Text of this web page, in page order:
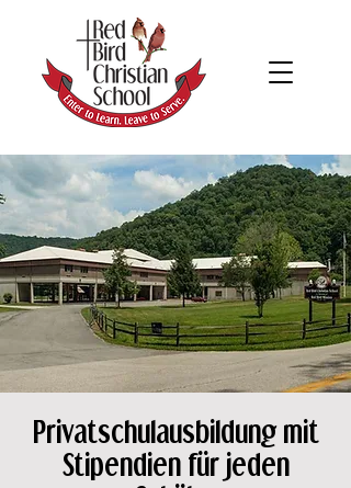
Privatschulausbildung mit
Stipendien für jeden